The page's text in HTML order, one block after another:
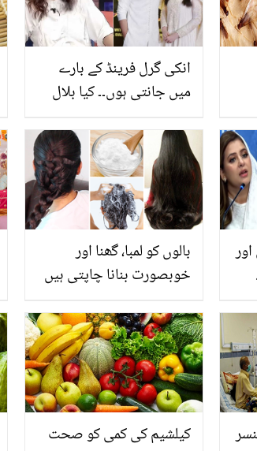
انکی گرل فرینڈ کے بارے
میں جانتی ہوں۔۔ کیا بلال
رہے ہیں؟ مائرہ خان کا
انکشاف
بالوں کو لمبا، گھنا اور
خوبصورت بنانا چاپتی ہیں
بنانے کے دو آسان طریقے جو
کریں بالوں کی خوبصورتی
میں اضافہ اور ڈالیں ان میں
نئی جان
اور
کیلشیم کی کمی کو صحت